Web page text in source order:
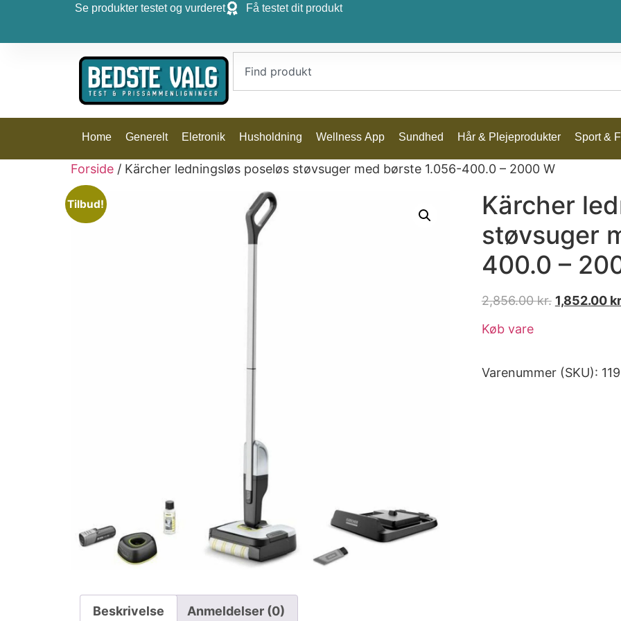
Se produkter testet og vurderet Få testet dit produkt
Home Generelt Eletronik Husholdning Wellness App Sundhed Hår & Plejeprodukter Sport &
Forside / Kärcher ledningsløs poseløs støvsuger med børste 1.056-400.0 – 2000 W
Tilbud!
Kärcher
støvsuger
400.0 –
2,856.00kr. 1,852.00
Køb vare
Varenummer (SKU):
Beskrivelse Anmeldelser (0)